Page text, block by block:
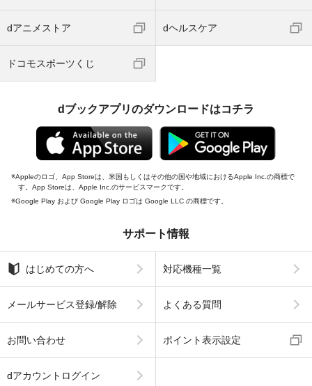
dアニメストア dヘルスケア
ドコモスポーツくじ
dブックアプリのダウンロードはコチラ
Appleのロゴ、App Storeは、米国もしくはその他の国や地域におけるApple Inc.の商標で
す。App Storeは、Apple Inc.のサービスマークです。
Google Play および Google Play ロゴは Google LLC の商標です。
サポート情報
はじめての方へ 対応機種一覧
メールサービス登録/解除 よくある質問
お問い合わせ ポイント表示設定
dアカウントログイン